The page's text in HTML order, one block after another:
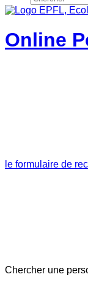
Online
le formulaire de
Chercher une